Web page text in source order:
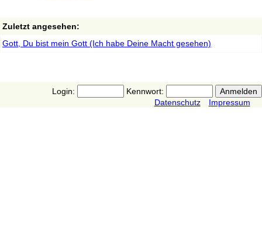
Zuletzt angesehen:
Gott, Du bist mein Gott (Ich habe Deine Macht gesehen)
Login:
Kennwort:
Datenschutz
Impressum